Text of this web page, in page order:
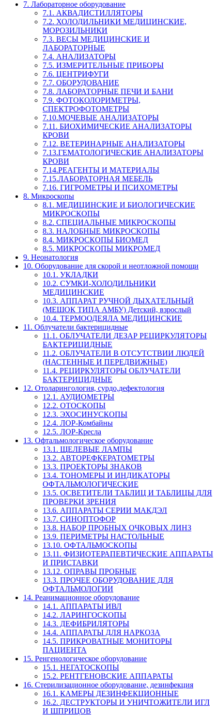
7. Лабораторное оборудование
7.1. АКВАДИСТИЛЛЯТОРЫ
7.2. ХОЛОДИЛЬНИКИ МЕДИЦИНСКИЕ,
МОРОЗИЛЬНИКИ
7.3. ВЕСЫ МЕДИЦИНСКИЕ И
ЛАБОРАТОРНЫЕ
7.4. АНАЛИЗАТОРЫ
7.5. ИЗМЕРИТЕЛЬНЫЕ ПРИБОРЫ
7.6. ЦЕНТРИФУГИ
7.7. ОБОРУДОВАНИЕ
7.8. ЛАБОРАТОРНЫЕ ПЕЧИ И БАНИ
7.9. ФОТОКОЛОРИМЕТРЫ,
СПЕКТРОФОТОМЕТРЫ
7.10.МОЧЕВЫЕ АНАЛИЗАТОРЫ
7.11. БИОХИМИЧЕСКИЕ АНАЛИЗАТОРЫ
КРОВИ
7.12. ВЕТЕРИНАРНЫЕ АНАЛИЗАТОРЫ
7.13.ГЕМАТОЛОГИЧЕСКИЕ АНАЛИЗАТОРЫ
КРОВИ
7.14.РЕАГЕНТЫ И МАТЕРИАЛЫ
7.15.ЛАБОРАТОРНАЯ МЕБЕЛЬ
7.16. ГИГРОМЕТРЫ И ПСИХОМЕТРЫ
8. Микроскопы
8.1. МЕДИЦИНСКИЕ И БИОЛОГИЧЕСКИЕ
МИКРОСКОПЫ
8.2. СПЕЦИАЛЬНЫЕ МИКРОСКОПЫ
8.3. НАЛОБНЫЕ МИКРОСКОПЫ
8.4. МИКРОСКОПЫ БИОМЕД
8.5. МИКРОСКОПЫ МИКРОМЕД
9. Неонатология
10. Оборудование для скорой и неотложной помощи
10.1. УКЛАДКИ
10.2. СУМКИ-ХОЛОДИЛЬНИКИ
МЕДИЦИНСКИЕ
10.3. АППАРАТ РУЧНОЙ ДЫХАТЕЛЬНЫЙ
(МЕШОК ТИПА АМБУ) Детский, взрослый
10.4. ТЕРМООДЕЯЛА МЕДИЦИНСКИЕ
11. Облучатели бактерицидные
11.1. ОБЛУЧАТЕЛИ ДЕЗАР РЕЦИРКУЛЯТОРЫ
БАКТЕРИЦИДНЫЕ
11.2. ОБЛУЧАТЕЛИ В ОТСУТСТВИИ ЛЮДЕЙ
(НАСТЕННЫЕ И ПЕРЕДВИЖНЫЕ)
11.4. РЕЦИРКУЛЯТОРЫ ОБЛУЧАТЕЛИ
БАКТЕРИЦИДНЫЕ
12. Отоларингология, сурдо,дефектология
12.1. АУДИОМЕТРЫ
12.2. ОТОСКОПЫ
12.3. ЭХОСИНУСКОПЫ
12.4. ЛОР-Комбайны
12.5. ЛОР-Кресла
13. Офтальмологическое оборудование
13.1. ЩЕЛЕВЫЕ ЛАМПЫ
13.2. АВТОРЕФКЕРАТОМЕТРЫ
13.3. ПРОЕКТОРЫ ЗНАКОВ
13.4. ТОНОМЕРЫ И ИНДИКАТОРЫ
ОФТАЛЬМОЛОГИЧЕСКИЕ
13.5. ОСВЕТИТЕЛИ ТАБЛИЦ И ТАБЛИЦЫ ДЛЯ
ПРОВЕРКИ ЗРЕНИЯ
13.6. АППАРАТЫ СЕРИИ МАКДЭЛ
13.7. СИНОПТОФОР
13.8. НАБОР ПРОБНЫХ ОЧКОВЫХ ЛИНЗ
13.9. ПЕРИМЕТРЫ НАСТОЛЬНЫЕ
13.10. ОФТАЛЬМОСКОПЫ
13.11. ФИЗИОТЕРАПЕВТИЧЕСКИЕ АППАРАТЫ
И ПРИСТАВКИ
13.12. ОПРАВЫ ПРОБНЫЕ
13.3. ПРОЧЕЕ ОБОРУДОВАНИЕ ДЛЯ
ОФТАЛЬМОЛОГИИ
14. Реанимационное оборудование
14.1. АППАРАТЫ ИВЛ
14.2. ЛАРИНГОСКОПЫ
14.3. ДЕФИБРИЛЯТОРЫ
14.4. АППАРАТЫ ДЛЯ НАРКОЗА
14.5. ПРИКРОВАТНЫЕ МОНИТОРЫ
ПАЦИЕНТА
15. Ренгенологическое оборудование
15.1. НЕГАТОСКОПЫ
15.2. РЕНТГЕНОВСКИЕ АППАРАТЫ
16. Стерилизационное оборудование, дезинфекция
16.1. КАМЕРЫ ДЕЗИНФЕКЦИОННЫЕ
16.2. ДЕСТРУКТОРЫ И УНИЧТОЖИТЕЛИ ИГЛ
И ШПРИЦОВ